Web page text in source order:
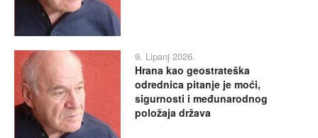
9. Lipanj 2026.
Hrana kao geostrateška
odrednica pitanje je moći,
sigurnosti i međunarodnog
položaja država